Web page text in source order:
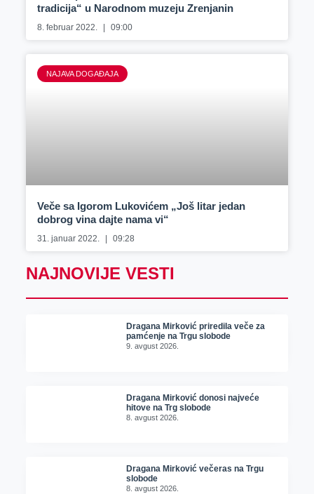
tradicija“ u Narodnom muzeju Zrenjanin
8. februar 2022. 09:00
NAJAVA DOGAĐAJA
Veče sa Igorom Lukovićem „Još litar jedan
dobrog vina dajte nama vi“
31. januar 2022. 09:28
NAJNOVIJE VESTI
Dragana Mirković priredila veče za
pamćenje na Trgu slobode
9. avgust 2026.
Dragana Mirković donosi najveće
hitove na Trg slobode
8. avgust 2026.
Dragana Mirković večeras na Trgu
slobode
8. avgust 2026.